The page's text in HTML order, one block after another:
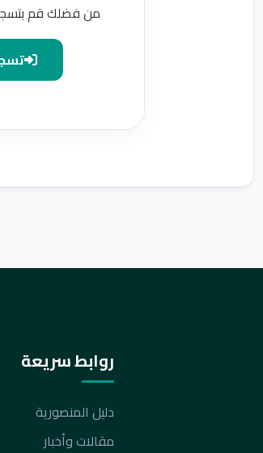
من فضلك قم
روابط سريعة
دليل المنصورية
مقالات وأخبار